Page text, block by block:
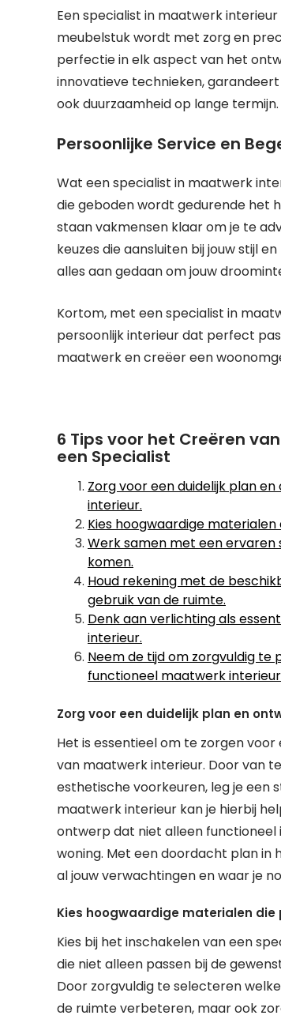
Een specialist in maatwerk
meubelstuk wordt met zorg en
perfectie in elk aspect van het
innovatieve technieken,
ook duurzaamheid op lange termijn.
Persoonlijke Service en
Wat een specialist in maatwerk
die geboden wordt gedurende het
staan vakmensen klaar om je te
keuzes die aansluiten bij jouw stijl
alles aan gedaan om jouw
Kortom, met een specialist in
persoonlijk interieur dat perfect
maatwerk en creëer een
6 Tips voor het Creëren
een Specialist
Zorg voor een duidelijk plan
interieur.
Kies hoogwaardige
Werk samen met een
komen.
Houd rekening met de
gebruik van de ruimte.
Denk aan verlichting als
interieur.
Neem de tijd om zorgvuldig te
functioneel maatwerk
Zorg voor een duidelijk plan en
Het is essentieel om te zorgen
van maatwerk interieur. Door van
esthetische voorkeuren, leg je een
maatwerk interieur kan je hierbij
ontwerp dat niet alleen functioneel
woning. Met een doordacht plan in
al jouw verwachtingen en waar je
Kies hoogwaardige materialen
Kies bij het inschakelen van een
die niet alleen passen bij de
Door zorgvuldig te selecteren
de ruimte verbeteren, maar ook